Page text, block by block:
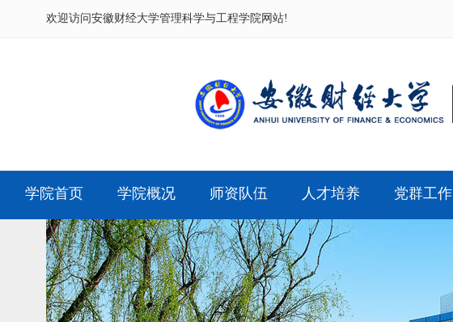
欢迎访问安徽财经大学管理科学与工程学院网站!
学院首页 学院概况 师资队伍 人才培养 党群工作